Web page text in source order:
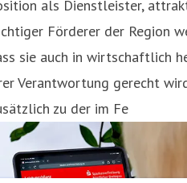
als Dienstleister,
Förderer der Region
sie auch in wirtschaftlich
Verantwortung gerecht
zu der im Fe